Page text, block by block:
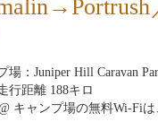
場：Juniper Hill Caravan
行距離 188キロ
キャンプ場の無料Wi-Fi